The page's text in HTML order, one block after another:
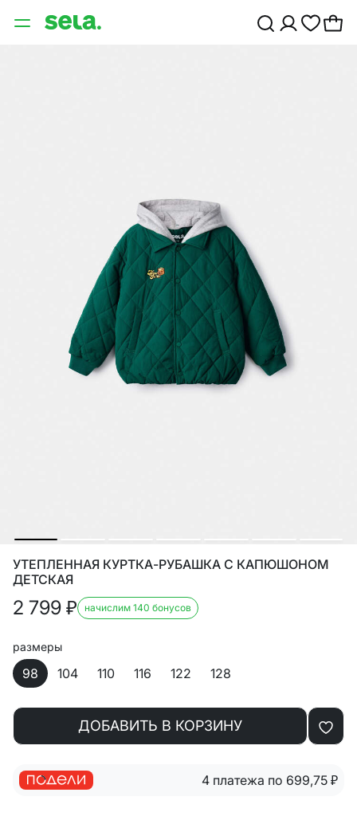
УТЕПЛЕННАЯ КУРТКА-РУБАШКА С КАПЮШОНОМ
ДЕТСКАЯ
2 799 ₽ начислим 140 бонусов
размеры
98 104 110 116 122 128
ДОБАВИТЬ В КОРЗИНУ
4 платежа по 699,75 ₽